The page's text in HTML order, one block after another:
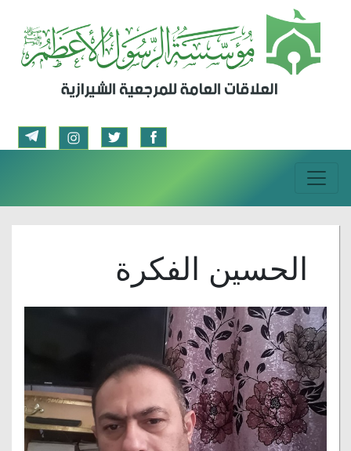
الحسين الفكرة